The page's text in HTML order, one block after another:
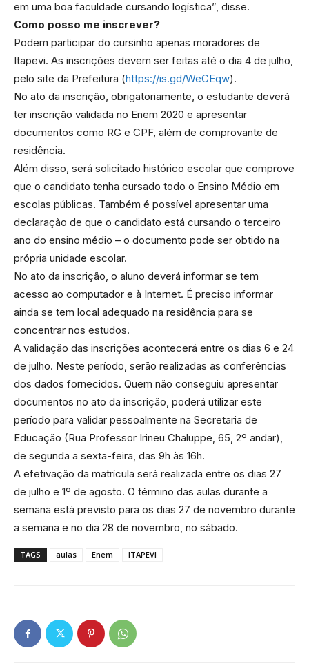
em uma boa faculdade cursando logística”, disse.
Como posso me inscrever?
Podem participar do cursinho apenas moradores de
Itapevi. As inscrições devem ser feitas até o dia 4 de julho,
pelo site da Prefeitura (https://is.gd/WeCEqw).
No ato da inscrição, obrigatoriamente, o estudante deverá
ter inscrição validada no Enem 2020 e apresentar
documentos como RG e CPF, além de comprovante de
residência.
Além disso, será solicitado histórico escolar que comprove
que o candidato tenha cursado todo o Ensino Médio em
escolas públicas. Também é possível apresentar uma
declaração de que o candidato está cursando o terceiro
ano do ensino médio – o documento pode ser obtido na
própria unidade escolar.
No ato da inscrição, o aluno deverá informar se tem
acesso ao computador e à Internet. É preciso informar
ainda se tem local adequado na residência para se
concentrar nos estudos.
A validação das inscrições acontecerá entre os dias 6 e 24
de julho. Neste período, serão realizadas as conferências
dos dados fornecidos. Quem não conseguiu apresentar
documentos no ato da inscrição, poderá utilizar este
período para validar pessoalmente na Secretaria de
Educação (Rua Professor Irineu Chaluppe, 65, 2º andar),
de segunda a sexta-feira, das 9h às 16h.
A efetivação da matrícula será realizada entre os dias 27
de julho e 1º de agosto. O término das aulas durante a
semana está previsto para os dias 27 de novembro durante
a semana e no dia 28 de novembro, no sábado.
TAGS aulas Enem ITAPEVI